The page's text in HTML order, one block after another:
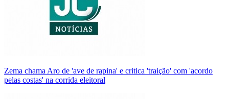
Zema chama Aro de 'ave de rapina' e critica 'traição' com 'acordo
pelas costas' na corrida eleitoral